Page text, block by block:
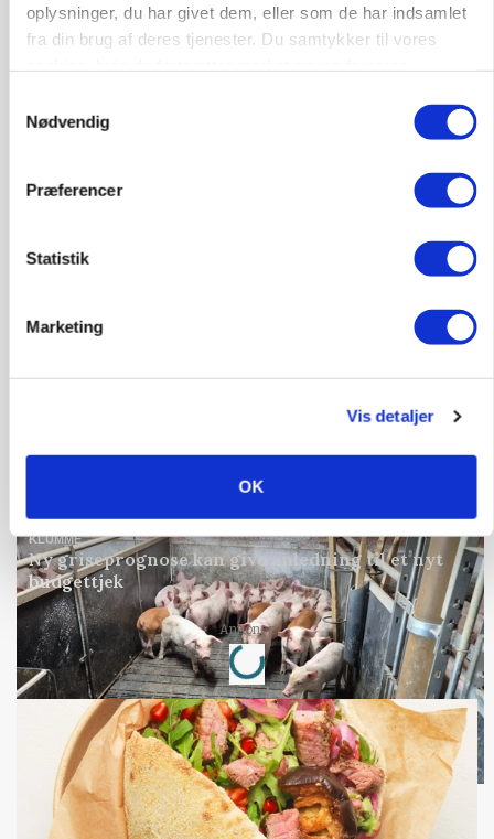
oplysninger, du har givet dem, eller som de har indsamlet
fra din brug af deres tjenester. Du samtykker til vores
Nødvendig
Præferencer
Statistik
Marketing
Vis detaljer
OK
MARKED
Olieprisfald og fredshåb sender F5-renten ned
på 3 procent
Lave grisepriser og nye regler øger landbobanks
Annonce
KLUMME
Ny griseprognose kan give anledning til et nyt
budgettjek
Annonce
Loading...